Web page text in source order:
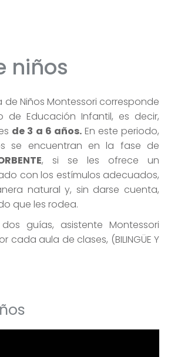
niños
Niños Montessori corresponde
de Educación Infantil, es decir,
de 3 a 6 años.En este periodo,
se encuentran en la fase de
, si se les ofrece un
con los estímulos adecuados,
natural y, sin darse cuenta,
que les rodea.
guías, asistente Montessori
cada aula de clases, (BILINGÜE Y